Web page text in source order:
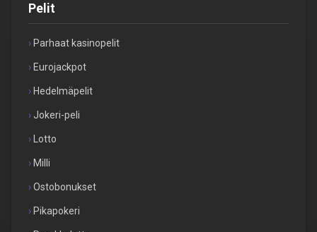
Pelit
Parhaat kasinopelit
Eurojackpot
Hedelmäpelit
Jokeri-peli
Lotto
Milli
Ostobonukset
Pikapokeri